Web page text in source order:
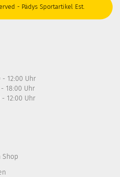
- Pädys Sportartikel Est.
- 12:00 Uhr
- 18:00 Uhr
- 12:00 Uhr
Shop